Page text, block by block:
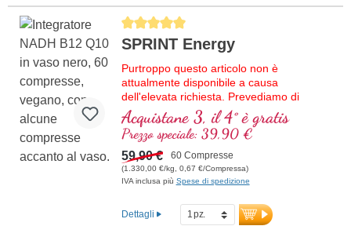
Average rating of 5 out of 5 stars
SPRINT Energy
Purtroppo questo articolo non è
attualmente disponibile a causa
dell'elevata richiesta. Prevediamo di
ricevere nuova merce nella settimana
37/2026.
Formula di alta qualità con NADH,
vitamina B12 bioattiva, coenzima Q10 e
vitamina D3 vegana. La compressa
mucosa orale.
Acquistane 3, il 4° è gratis
Prezzo speciale: 39,90 €
59,90 € 60 Compresse
(1.330,00 €/kg, 0,67 €/Compressa)
IVA inclusa più Spese di spedizione
Dettagli